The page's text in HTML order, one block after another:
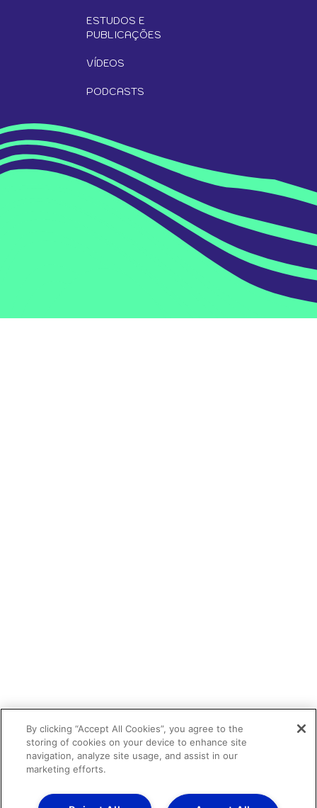
ESTUDOS E
PUBLICAÇÕES
VÍDEOS
PODCASTS
By clicking “Accept All Cookies”, you agree to the
storing of cookies on your device to enhance site
navigation, analyze site usage, and assist in our
marketing efforts.